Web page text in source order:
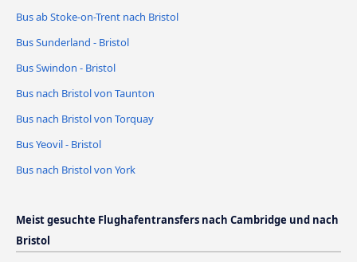
Bus ab Stoke-on-Trent nach Bristol
Bus Sunderland - Bristol
Bus Swindon - Bristol
Bus nach Bristol von Taunton
Bus nach Bristol von Torquay
Bus Yeovil - Bristol
Bus nach Bristol von York
Meist gesuchte Flughafentransfers nach Cambridge und nach
Bristol